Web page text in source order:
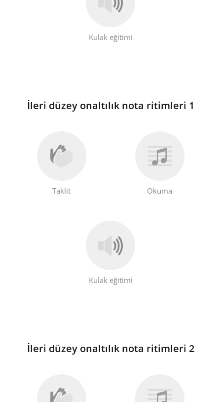
Kulak eğitimi
İleri düzey onaltılık nota ritimleri 1
Taklit Okuma
Kulak eğitimi
İleri düzey onaltılık nota ritimleri 2